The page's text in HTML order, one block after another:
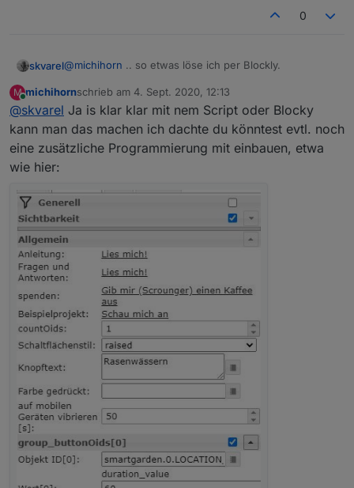
0
skvarel@michihorn .. so etwas löse ich per Blockly.
Hier z.B. bei unsere Tee-Maschine. Sie wird per Cron
oder VIS eingeschaltet und per Blockly nach 15
Minuten wieder ausgeschaltet.
M
Online
michihornschrieb am 4. Sept. 2020, 12:13
zuletzt editiert von
@skvarel Ja is klar klar mit nem Script oder Blocky
kann man das machen ich dachte du könntest evtl. noch
eine zusätzliche Programmierung mit einbauen, etwa
wie hier: